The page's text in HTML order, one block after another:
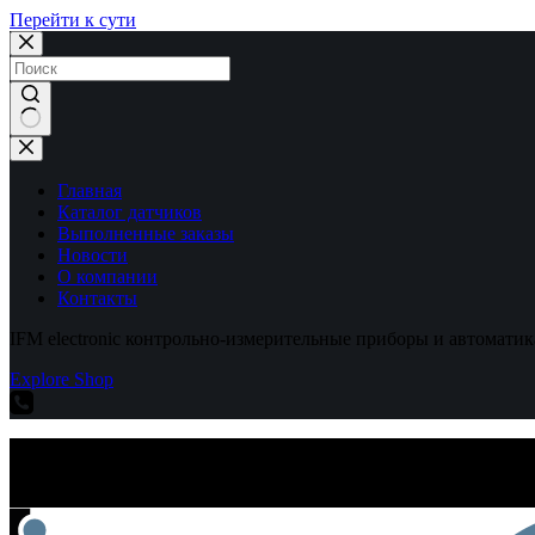
Перейти к сути
Ничего
не
найденоГлавная
Каталог датчиков
Выполненные заказы
Новости
О компании
Контакты
IFM electronic контрольно-измерительные приборы и
Explore Shop